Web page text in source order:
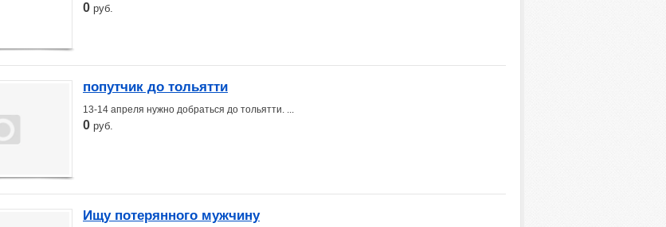
0 руб.
попутчик до тольятти
13-14 апреля нужно добраться до тольятти. ...
0 руб.
Ищу потерянного мужчину